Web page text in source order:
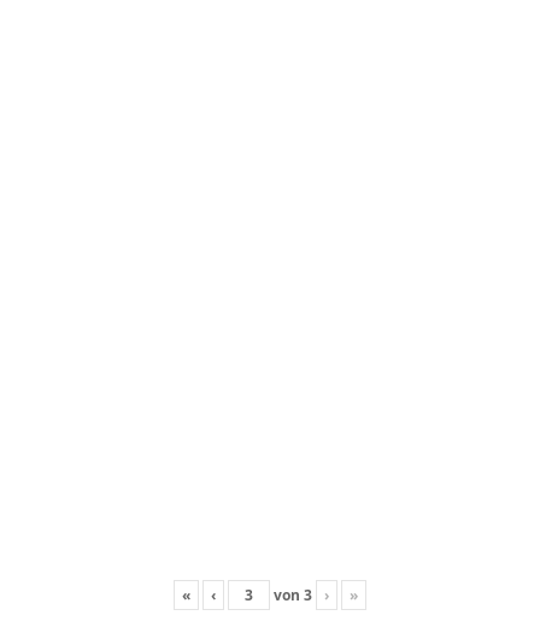
« ‹ von 3 › »